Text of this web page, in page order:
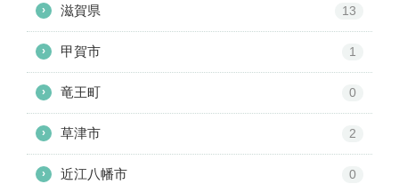
› 滋賀県 13
› 甲賀市 1
› 竜王町 0
› 草津市 2
› 近江八幡市 0